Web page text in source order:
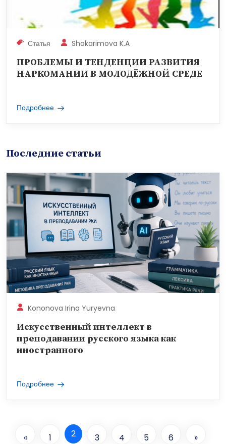
Статья Shokarimova K.A
ПРОБЛЕМЫ И ТЕНДЕНЦИИ РАЗВИТИЯ
НАРКОМАНИИ В МОЛОДЁЖНОЙ СРЕДЕ
Подробнее
Последние статьи
Kononova Irina Yuryevna
Искусственный интеллект в
преподавании русского языка как
иностранного
Подробнее
« 1 2 3 4 5 6 »